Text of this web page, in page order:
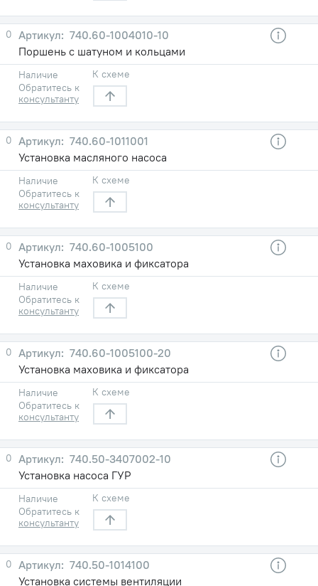
0
740.60-1004010-10
Поршень с шатуном и кольцами
Наличие
Обратитесь к
консультанту
К схеме
0
740.60-1011001
Установка масляного насоса
Наличие
Обратитесь к
консультанту
К схеме
0
740.60-1005100
Установка маховика и фиксатора
Наличие
Обратитесь к
консультанту
К схеме
0
740.60-1005100-20
Установка маховика и фиксатора
Наличие
Обратитесь к
консультанту
К схеме
0
740.50-3407002-10
Установка насоса ГУР
Наличие
Обратитесь к
консультанту
К схеме
0
740.50-1014100
Установка системы вентиляции